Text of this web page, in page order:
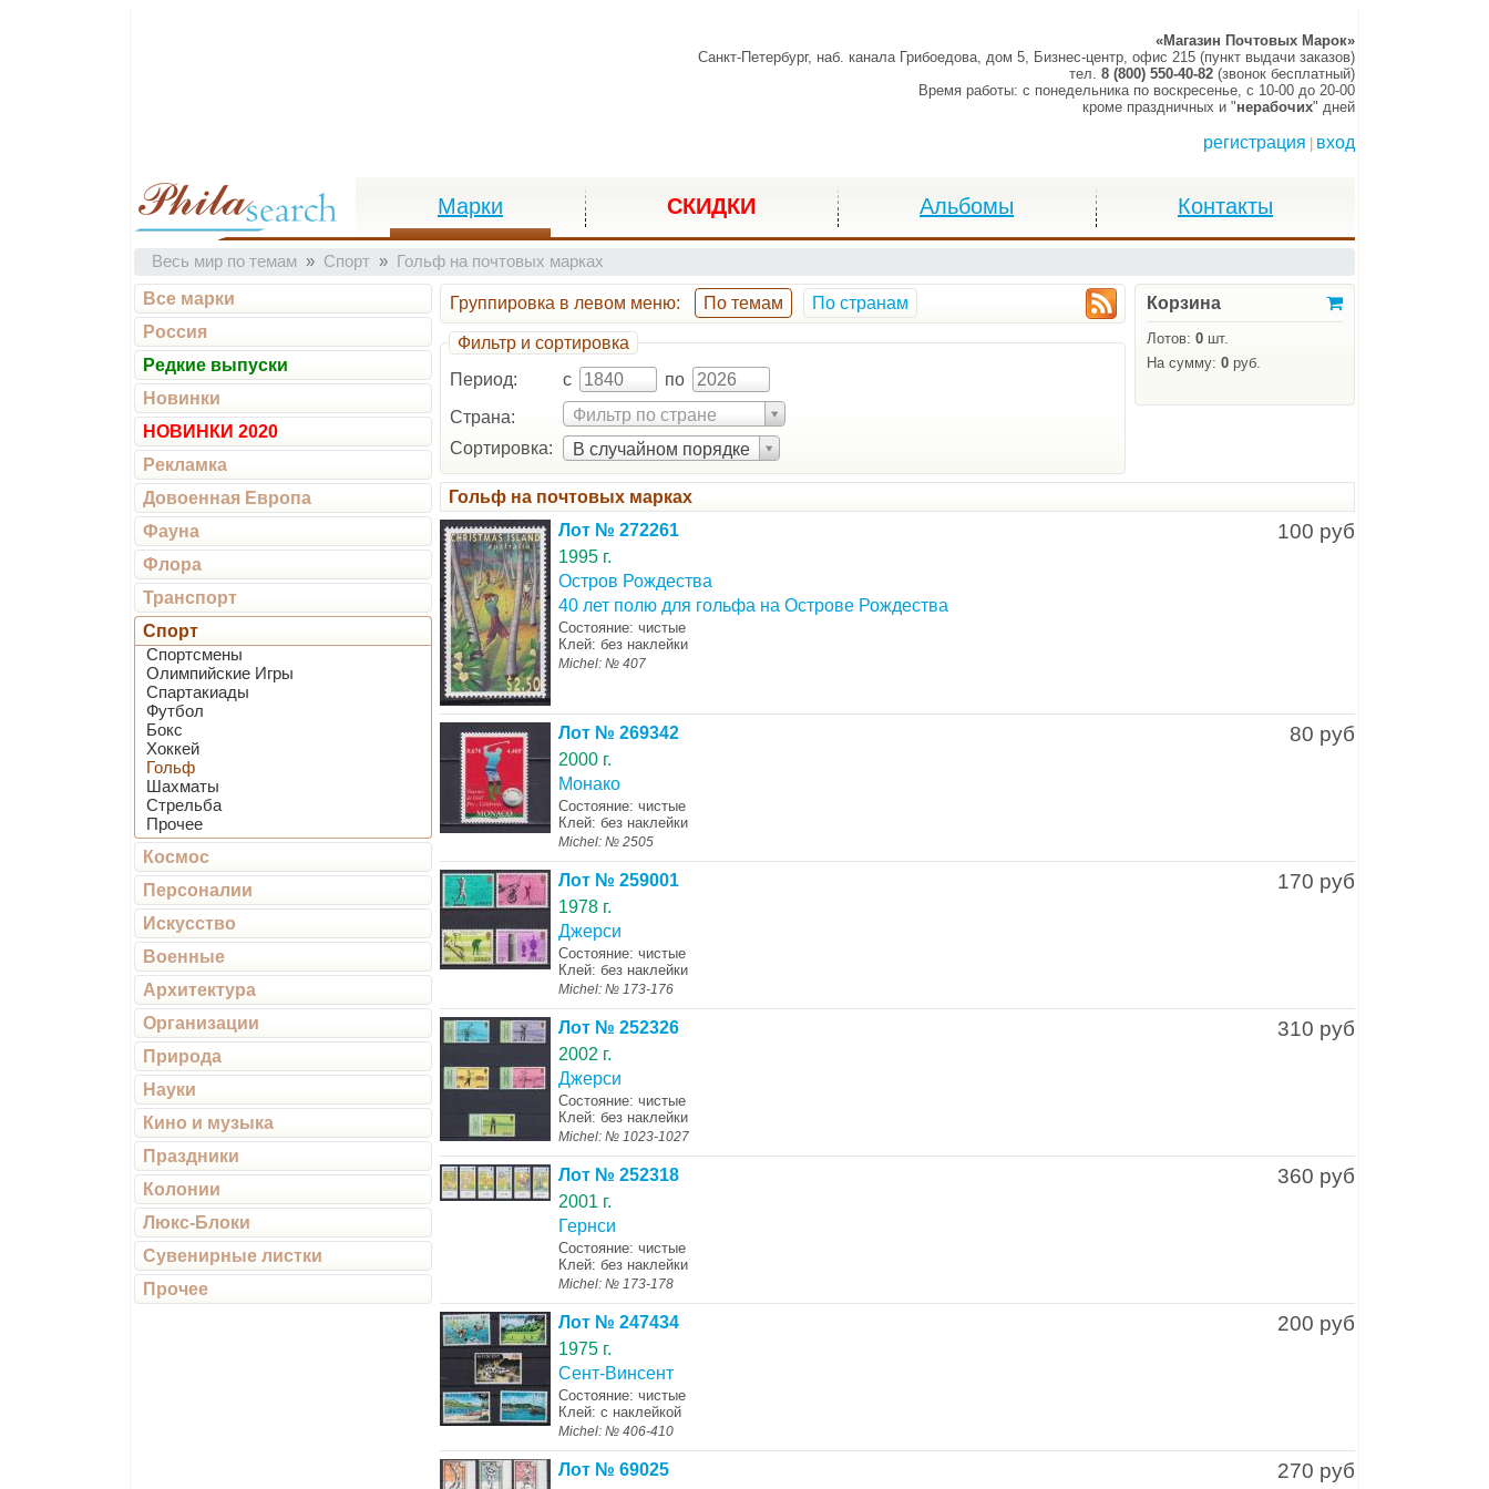
«Магазин Почтовых Марок»
Санкт-Петербург, наб. канала Грибоедова, дом 5, Бизнес-центр, офис 215 (пункт выдачи заказов)
тел. 8 (800) 550-40-82 (звонок бесплатный)
Время работы: c понедельника по воскресенье, c 10-00 до 20-00
кроме праздничных и "нерабочих" дней
регистрация вход
Марки СКИДКИ Альбомы Контакты
Весь мир по темам Спорт Гольф на почтовых марках
Все марки
Россия
Редкие выпуски
Новинки
НОВИНКИ 2020
Рекламка
Довоенная Европа
Фауна
Флора
Транспорт
Спорт
Спортсмены
Олимпийские Игры
Спартакиады
Футбол
Бокс
Хоккей
Гольф
Шахматы
Стрельба
Прочее
Космос
Персоналии
Искусство
Военные
Архитектура
Организации
Природа
Науки
Кино и музыка
Праздники
Колонии
Люкс-Блоки
Сувенирные листки
Прочее
Корзина
Лотов:0 шт.
На сумму:0 руб.
Группировка в левом меню: По темам По странам
Фильтр и сортировка
Период:
с
по
Страна:
Фильтр по стране
Сортировка:
В случайном порядке
Гольф на почтовых марках
100 руб
Лот № 272261
1995 г.
Остров Рождества
40 лет полю для гольфа на Острове Рождества
Состояние: чистые
Клей: без наклейки
Michel: № 407
80 руб
Лот № 269342
2000 г.
Монако
Состояние: чистые
Клей: без наклейки
Michel: № 2505
170 руб
Лот № 259001
1978 г.
Джерси
Состояние: чистые
Клей: без наклейки
Michel: № 173-176
310 руб
Лот № 252326
2002 г.
Джерси
Состояние: чистые
Клей: без наклейки
Michel: № 1023-1027
360 руб
Лот № 252318
2001 г.
Гернси
Состояние: чистые
Клей: без наклейки
Michel: № 173-178
200 руб
Лот № 247434
1975 г.
Сент-Винсент
Состояние: чистые
Клей: с наклейкой
Michel: № 406-410
270 руб
Лот № 69025